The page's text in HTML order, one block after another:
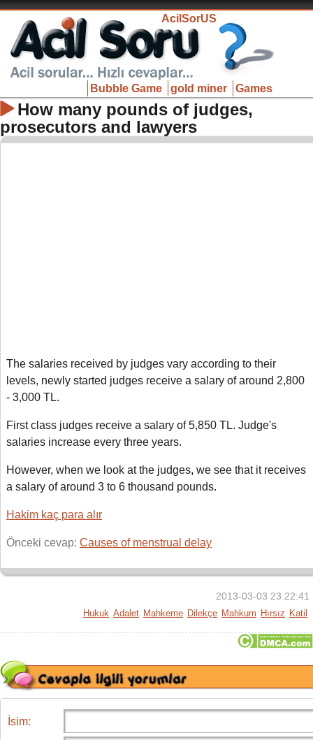
Games
gold miner
Bubble Game
AcilSorUS
How many pounds of judges,
prosecutors and lawyers
The salaries received by judges vary according to their
levels, newly started judges receive a salary of around 2,800
- 3,000 TL.
First class judges receive a salary of 5,850 TL. Judge's
salaries increase every three years.
However, when we look at the judges, we see that it receives
a salary of around 3 to 6 thousand pounds.
Hakim kaç para alır
Önceki cevap: Causes of menstrual delay
2013-03-03 23:22:41
Hukuk Adalet Mahkeme Dilekçe Mahkum Hırsız Katil
İsim: